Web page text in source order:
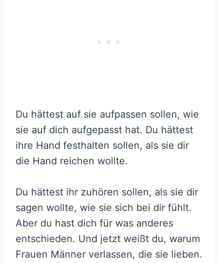
Du hättest auf sie aufpassen sollen, wie
sie auf dich aufgepasst hat. Du hättest
ihre Hand festhalten sollen, als sie dir
die Hand reichen wollte.
Du hättest ihr zuhören sollen, als sie dir
sagen wollte, wie sie sich bei dir fühlt.
Aber du hast dich für was anderes
entschieden. Und jetzt weißt du, warum
Frauen Männer verlassen, die sie lieben.